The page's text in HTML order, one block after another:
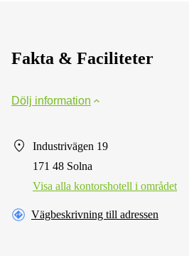
Fakta & Faciliteter
Dölj information
Industrivägen 19
171 48 Solna
Visa alla kontorshotell i området
Vägbeskrivning till adressen